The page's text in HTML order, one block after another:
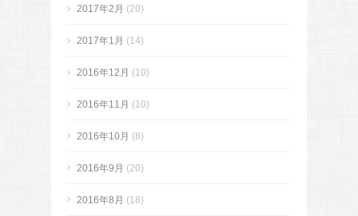
2017年2月 (20)
2017年1月 (14)
2016年12月 (10)
2016年11月 (10)
2016年10月 (8)
2016年9月 (20)
2016年8月 (18)